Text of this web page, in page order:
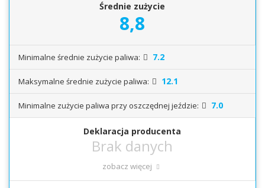
Średnie zużycie
8,8
Deklaracja producenta
zobacz więcej
Minimalne średnie zużycie paliwa: 7.2
Maksymalne średnie zużycie paliwa: 12.1
Minimalne zużycie paliwa przy oszczędnej jeździe: 7.0